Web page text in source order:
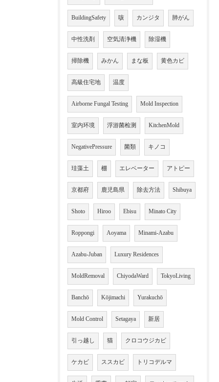
BuildingSafety 咳 カンジタ 肺がん
中性洗剤 空気清浄機 除湿機
掃除機 みかん まな板 黄色カビ
高級住宅地 温度
Airborne Fungal Testing Mold Inspection
室内环境 浮游菌检测 KitchenMold
NegativePressure 菌類 キノコ
珪藻土 棚 エレベーター アトピー
京都府 鹿児島県 除去方法 Shibuya
Shoto Hiroo Ebisu Minato City
Roppongi Aoyama Minami-Azabu
Azabu-Juban Luxury Residences
MoldRemoval ChiyodaWard TokyoLiving
Banchō Kōjimachi Yurakuchō
Mold Control Setagaya 新居
引っ越し 猫 クロコウジカビ
ケカビ ススカビ トリコデルマ